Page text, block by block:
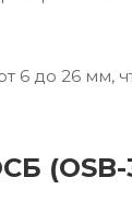
6 до 26 мм,
(OSB-